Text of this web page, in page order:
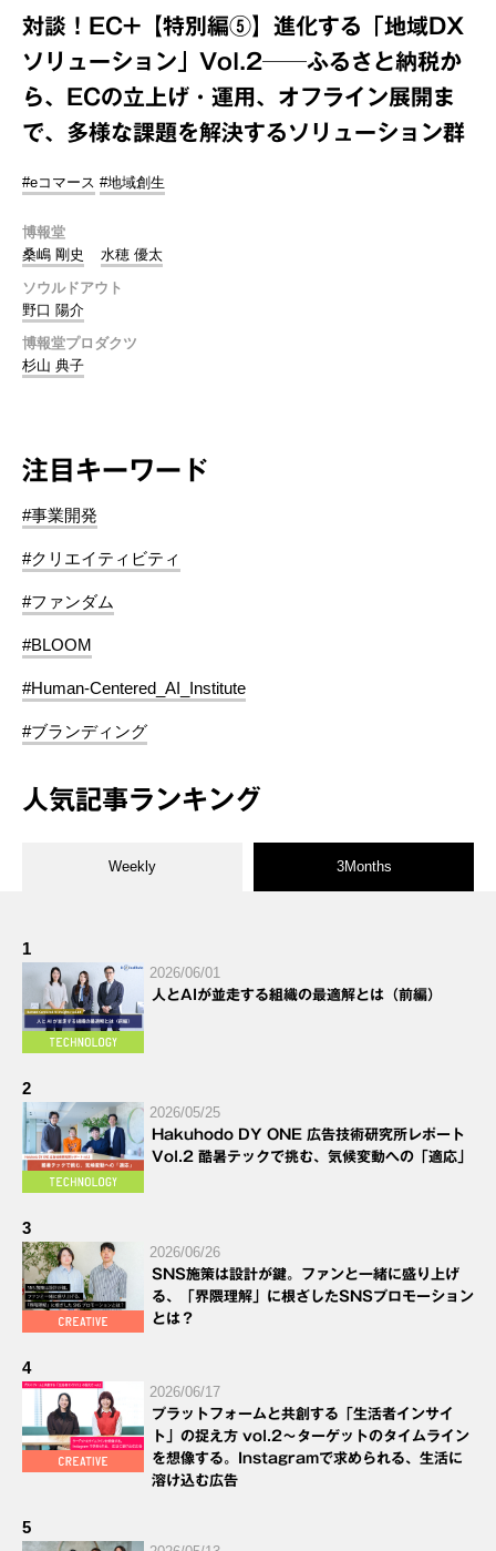
対談！EC+【特別編⑤】進化する「地域DX
ソリューション」Vol.2──ふるさと納税か
ら、ECの立上げ・運用、オフライン展開ま
で、多様な課題を解決するソリューション群
#eコマース #地域創生
博報堂
桑嶋 剛史
水穂 優太
ソウルドアウト
野口 陽介
博報堂プロダクツ
杉山 典子
注目キーワード
#事業開発
#クリエイティビティ
#ファンダム
#BLOOM
#Human-Centered_AI_Institute
#ブランディング
人気記事ランキング
Weekly 3Months
1
2026/06/01
人とAIが並走する組織の最適解とは（前編）
2
2026/05/25
Hakuhodo DY ONE 広告技術研究所レポート
Vol.2 酷暑テックで挑む、気候変動への「適応」
3
2026/06/26
SNS施策は設計が鍵。ファンと一緒に盛り上げ
る、「界隈理解」に根ざしたSNSプロモーション
とは？
4
2026/06/17
プラットフォームと共創する「生活者インサイ
ト」の捉え方 vol.2～ターゲットのタイムライン
を想像する。Instagramで求められる、生活に
溶け込む広告
5